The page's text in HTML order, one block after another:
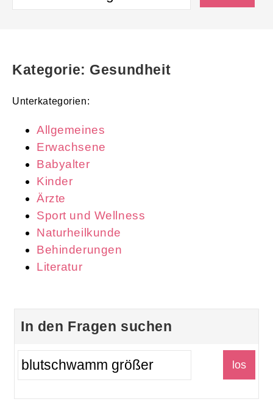
Kategorie: Gesundheit
Unterkategorien:
Allgemeines
Erwachsene
Babyalter
Kinder
Ärzte
Sport und Wellness
Naturheilkunde
Behinderungen
Literatur
In den Fragen suchen